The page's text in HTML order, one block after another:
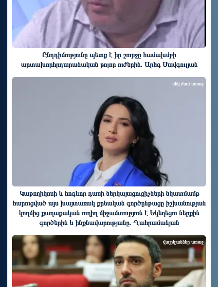
Ընդդիմությունը պետք է իր շուրջը համախմբի
արտախորհրդարանական բոլոր ուժերին. Արեգ Սավգուլյան
Կաթողիկոսի և հոգևոր դասի ներկայացուցիչների նկատմամբ
հարուցված այս խայտառակ քրեական գործընթացը իշխանության
կողմից քաղաքական ուղիղ միջամտություն է Եկեղեցու ներքին
գործերին և ինքնավարությանը. Ղահրամանյան
մեկ ժամ առաջ
վայրկյաններ առաջ